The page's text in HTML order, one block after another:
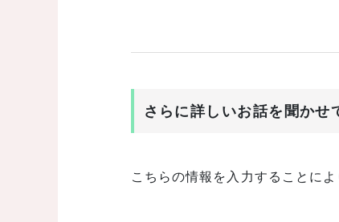
さらに詳しいお話を聞かせ
こちらの情報を入力することに